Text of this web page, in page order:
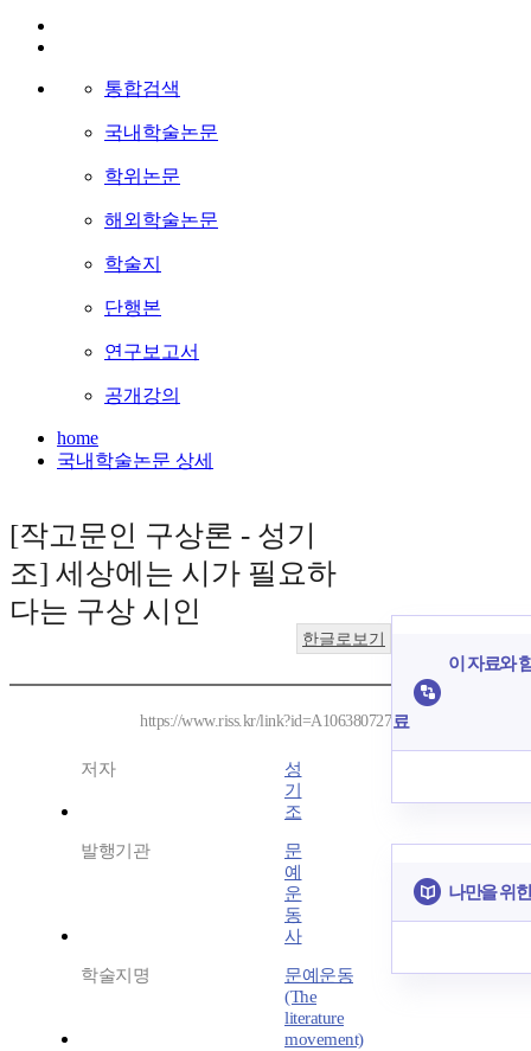
통합검색
국내학술논문
학위논문
해외학술논문
학술지
단행본
연구보고서
공개강의
home
국내학술논문 상세
[작고문인 구상론 - 성기
조] 세상에는 시가 필요하
다는 구상 시인
한글로보기
https://www.riss.kr/link?id=A106380727
저자
성
기
조
발행기관
문
예
운
동
사
학술지명
문예운동
(The
literature
movement)
이 자료와
료
나만을 위